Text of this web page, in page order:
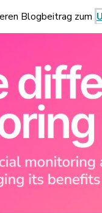
Blogbeitrag zum